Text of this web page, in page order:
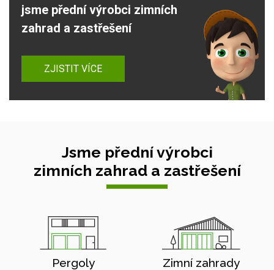
jsme přední výrobci zimních
zahrad a zastřešení
ZJISTIT VÍCE
Jsme přední výrobci
zimních zahrad a zastřešení
Pergoly Zimní zahrady